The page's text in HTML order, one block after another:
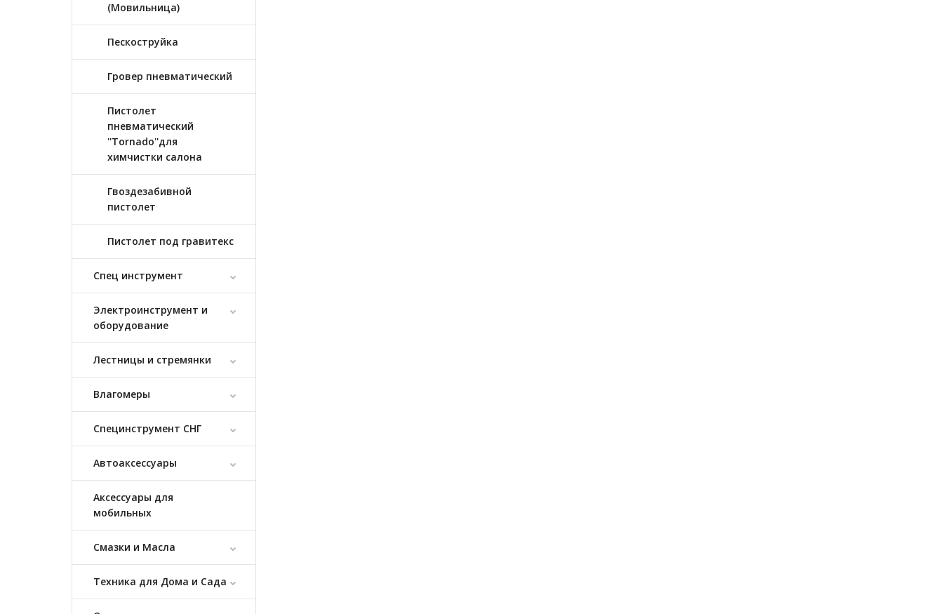
(Мовильница)
Пескоструйка
Гровер пневматический
Пистолет
пневматический
''Tornado''для
химчистки салона
Гвоздезабивной
пистолет
Пистолет под гравитекс
Спец инструмент
Электроинструмент и
оборудование
Лестницы и стремянки
Влагомеры
Специнструмент СНГ
Автоаксессуары
Аксессуары для
мобильных
Смазки и Масла
Техника для Дома и Сада